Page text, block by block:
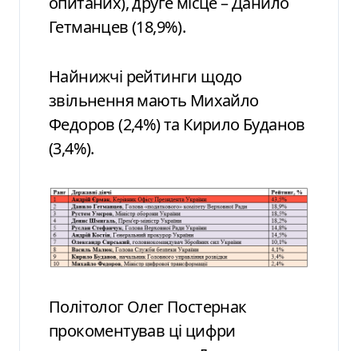
Гетманцев (18,9%).
Найнижчі рейтинги щодо
звільнення мають Михайло
Федоров (2,4%) та Кирило Буданов
(3,4%).
Політолог Олег Постернак
прокоментував ці цифри